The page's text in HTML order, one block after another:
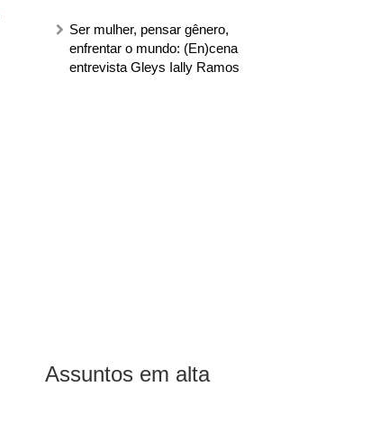
Ser mulher, pensar gênero,
enfrentar o mundo: (En)cena
entrevista Gleys Ially Ramos
Assuntos em alta